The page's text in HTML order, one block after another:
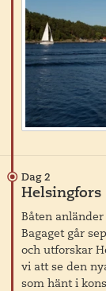
Dag 2
Helsingfors
Båten
Bagaget går
och utforskar
vi att se den
som hänt i